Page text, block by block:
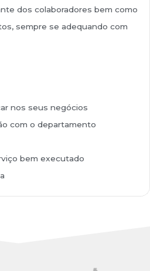
dos colaboradores bem como
sempre se adequando com
nos seus negócios
com o departamento
bem executado